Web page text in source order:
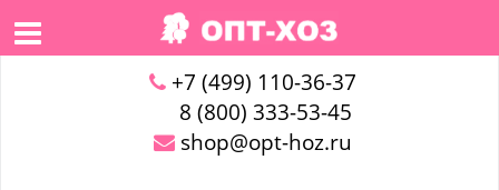
+7 (499) 110-36-37
8 (800) 333-53-45
shop@opt-hoz.ru